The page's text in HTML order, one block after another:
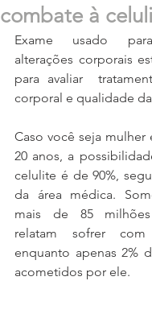
combate à
Exame usado
alterações corporais
para avaliar
corporal e qualidade
Caso você seja mulher
20 anos, a
celulite é de 90%,
da área médica.
mais de 85
relatam sofrer
enquanto apenas 2%
acometidos por ele.